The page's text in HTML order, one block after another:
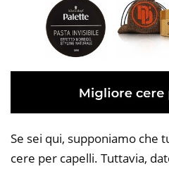
Se sei qui, supponiamo che
cere per capelli. Tuttavia,